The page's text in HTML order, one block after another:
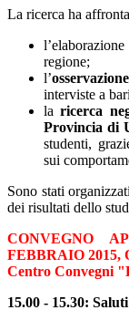
La ricerca ha
regione;
l’
interviste a
laricerca
Provincia di
studenti,
sui
Sono stati
dei risultati dello
CONVEGNO
FEBBRAIO 2015,
Centro Convegni
15.00 - 15.30: Saluti